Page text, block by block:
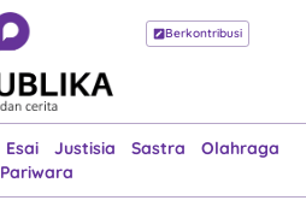
Berkontribusi
Esai Justisia Sastra
Olahraga
Pariwara
Beranda
Esai
Justisia
Sastra
Olahraga
Pariwara